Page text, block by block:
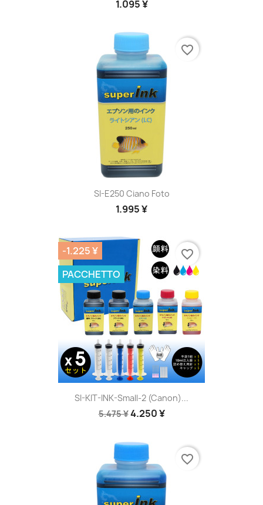
1.095 ¥
SI-E250 Ciano Foto
1.995 ¥
favorite_border
SI-KIT-INK-Small-2 (Canon)...
5.475 ¥4.250 ¥
-1.225 ¥
PACCHETTO
favorite_border
favorite_border